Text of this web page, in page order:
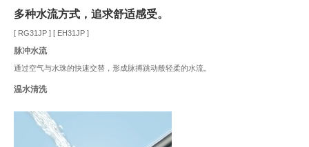
多种水流方式，追求舒适感受。
[ RG31JP ] [ EH31JP ]
脉冲水流
通过空气与水珠的快速交替，形成脉搏跳动般轻柔的水流。
温水清洗